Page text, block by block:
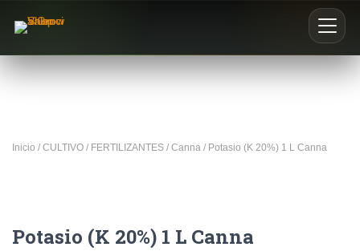
Inicio / CULTIVO / FERTILIZANTES / Canna / Potasio (K 20%) 1 L Canna
Potasio (K 20%) 1 L Canna